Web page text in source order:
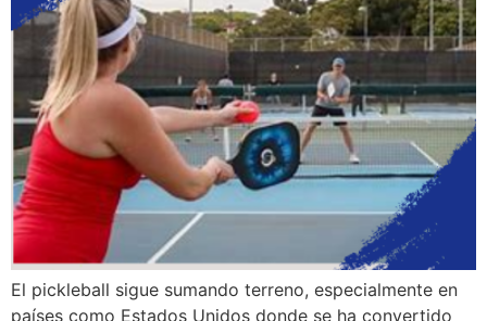
El pickleball sigue sumando terreno, especialmente en
países como Estados Unidos donde se ha convertido